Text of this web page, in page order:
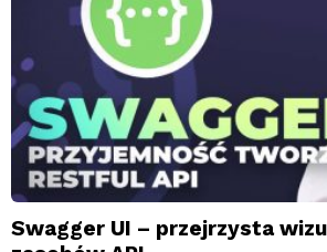
Swagger UI – przejrzysta